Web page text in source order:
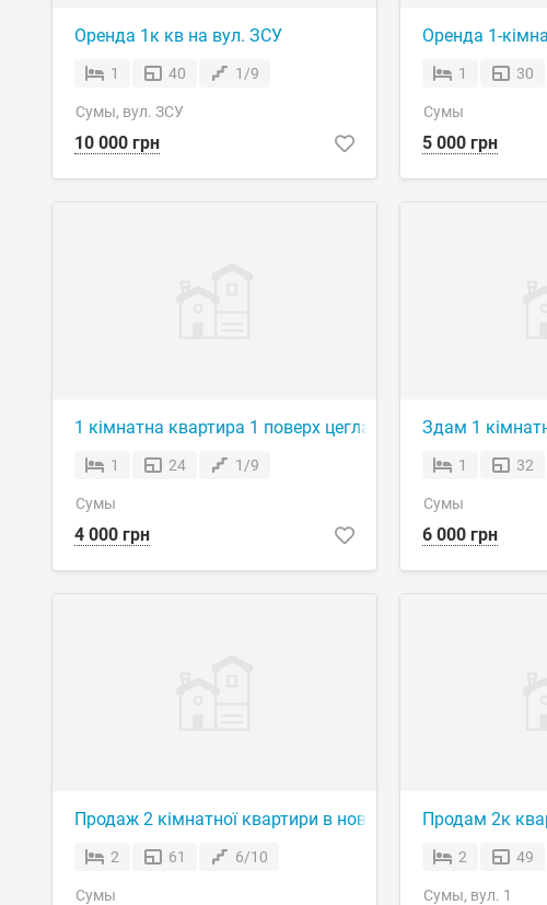
Оренда 1к кв на вул. ЗСУ
1 40 1/9
Сумы, вул. ЗСУ
10 000 грн
Оренда 1-
1 30
Сумы
5 000 грн
1 кімнатна квартира 1 поверх цегла
1 24 1/9
Сумы
4 000 грн
Здам 1
1 32
Сумы
6 000 грн
Продаж 2 кімнатної квартири в новобудові біля озера
2 61 6/10
Сумы
Продам 2к
2 49
Сумы, вул. 1